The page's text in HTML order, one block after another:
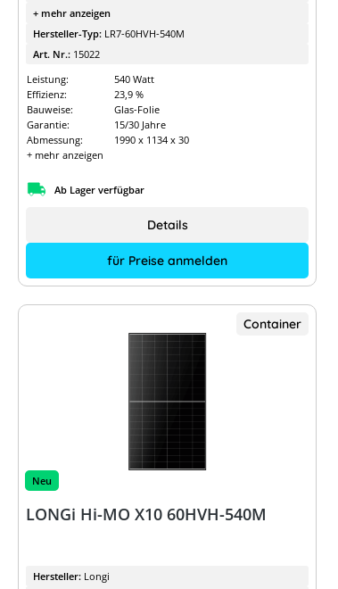
+ mehr anzeigen
Hersteller-Typ: LR7-60HVH-540M
Art. Nr.: 15022
Leistung:
540 Watt
Effizienz:
23,9 %
Bauweise:
Glas-Folie
Garantie:
15/30 Jahre
Abmessung:
1990 x 1134 x 30
+ mehr anzeigen
Ab Lager verfügbar
für Preise anmelden
Details
Container
Neu
LONGi Hi-MO X10 60HVH-540M
Hersteller: Longi